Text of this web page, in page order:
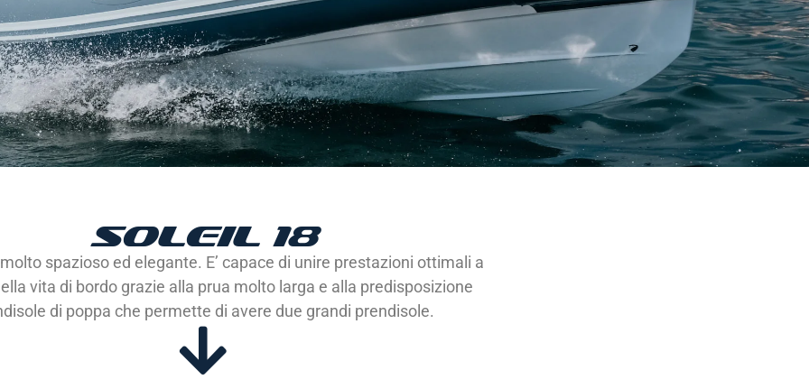
SOLEIL 18
spazioso ed elegante. E’ capace di unire prestazioni ottimali a
vita di bordo grazie alla prua molto larga e alla predisposizione
di poppa che permette di avere due grandi prendisole.